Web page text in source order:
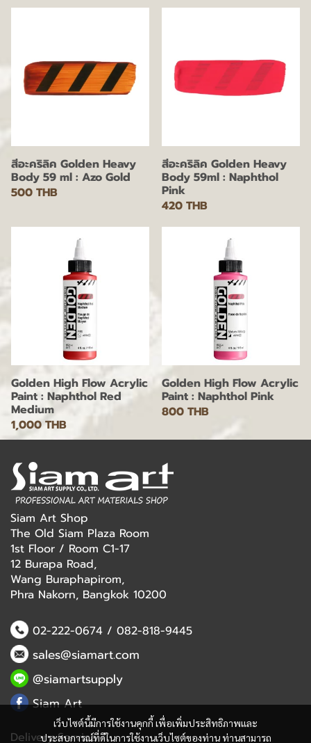
สีอะคริลิค Golden Heavy
Body 59 ml : Azo Gold
500 THB
สีอะคริลิค Golden Heavy
Body 59ml : Naphthol
Pink
420 THB
Golden High Flow Acrylic
Paint : Naphthol Red
Medium
1,000 THB
Golden High Flow Acrylic
Paint : Naphthol Pink
800 THB
เว็บไซต์นี้มีการใช้งานคุกกี้ เพื่อเพิ่มประสิทธิภาพและ
ประสบการณ์ที่ดีในการใช้งานเว็บไซต์ของท่าน ท่านสามารถ
Siam Art Shop
The Old Siam Plaza Room
1st Floor / Room C1-17
12 Burapa Road,
Wang Buraphapirom,
Phra Nakorn, Bangkok 10200
02-222-0674/ 082-818-9445
sales@siamart.com
@siamartsupply
Siam Art
Delivery Service